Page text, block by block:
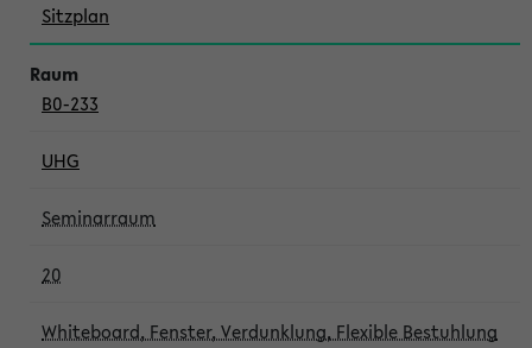
Sitzplan
B0-233
UHG
Seminarraum
20
Whiteboard, Fenster, Verdunklung, Flexible Bestuhlung